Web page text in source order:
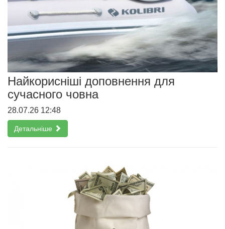
Найкорисніші доповнення для
сучасного човна
28.07.26 12:48
Детальніше